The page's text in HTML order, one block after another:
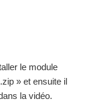
le module
» et ensuite il
la vidéo.